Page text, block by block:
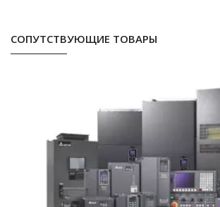
СОПУТСТВУЮЩИЕ ТОВАРЫ